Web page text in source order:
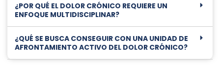
¿POR QUÉ EL DOLOR CRÓNICO REQUIERE UN
ENFOQUE MULTIDISCIPLINAR?
¿QUÉ SE BUSCA CONSEGUIR CON UNA UNIDAD DE
AFRONTAMIENTO ACTIVO DEL DOLOR CRÓNICO?